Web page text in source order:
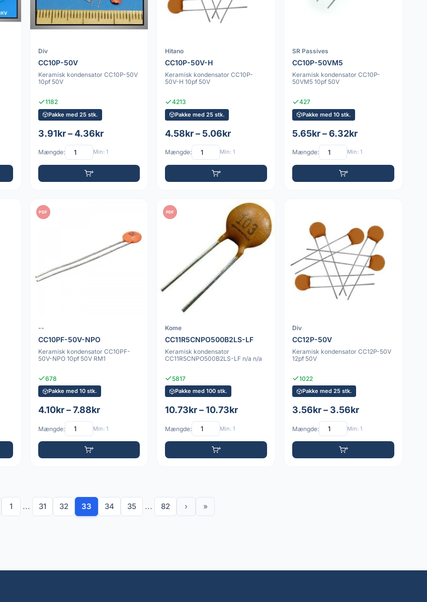
Div
CC10P-50V
Keramisk kondensator CC10P-50V
10pf 50V
1182
Pakke med 25 stk.
3.91kr – 4.36kr
Mængde: Min: 1
Hitano
CC10P-50V-H
Keramisk kondensator CC10P-
50V-H 10pf 50V
4213
Pakke med 25 stk.
4.58kr – 5.06kr
Mængde: Min: 1
SR Passives
CC10P-50VM5
Keramisk kondensator CC10P-
50VM5 10pf 50V
427
Pakke med 10 stk.
5.65kr – 6.32kr
Mængde: Min: 1
PDF
--
CC10PF-50V-NPO
Keramisk kondensator CC10PF-
50V-NPO 10pf 50V RM1
678
Pakke med 10 stk.
4.10kr – 7.88kr
Mængde: Min: 1
PDF
Kome
CC11R5CNPO500B2LS-LF
Keramisk kondensator
CC11R5CNPO500B2LS-LF n/a n/a
5817
Pakke med 100 stk.
10.73kr – 10.73kr
Mængde: Min: 1
Div
CC12P-50V
Keramisk kondensator CC12P-50V
12pf 50V
1022
Pakke med 25 stk.
3.56kr – 3.56kr
Mængde: Min: 1
1 ... 31 32 33 34 35 ... 82 › »